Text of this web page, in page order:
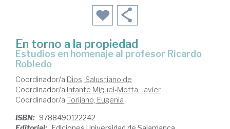
En torno a la propiedad
estudios en homenaje al profesor Ricardo
Robledo
Coordinador/a Dios, Salustiano de
Coordinador/a Infante Miguel-Motta, Javier
Coordinador/a Torijano, Eugenia
ISBN: 9788490122242